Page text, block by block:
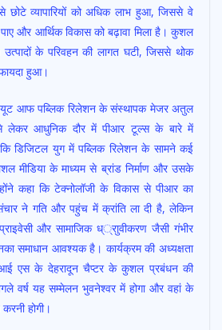
छोटे व्यापारियों को अधिक लाभ हुआ, जिससे वे
और आर्थिक विकास को बढ़ावा मिला है। कुशल
के परिवहन की लागत घटी, जिससे थोक
हुआ।
आफ पब्लिक रिलेशन के संस्थापक मेजर अतुल
लेकर आधुनिक दौर में पीआर टूल्स के बारे में
कि डिजिटल युग में पब्लिक रिलेशन के सामने कई
मीडिया के माध्यम से ब्रांड निर्माण और उसके
कहा कि टेक्नोलॉजी के विकास से पीआर का
ने गति और पहुंच में क्रांति ला दी है, लेकिन
और सामाजिक ध््राुवीकरण जैसी गंभीर
समाधान आवश्यक है। कार्यक्रम की अध्यक्षता
एस के देहरादून चैप्टर के कुशल प्रबंधन की
वर्ष यह सम्मेलन भुवनेश्वर में होगा और वहां के
होगी।